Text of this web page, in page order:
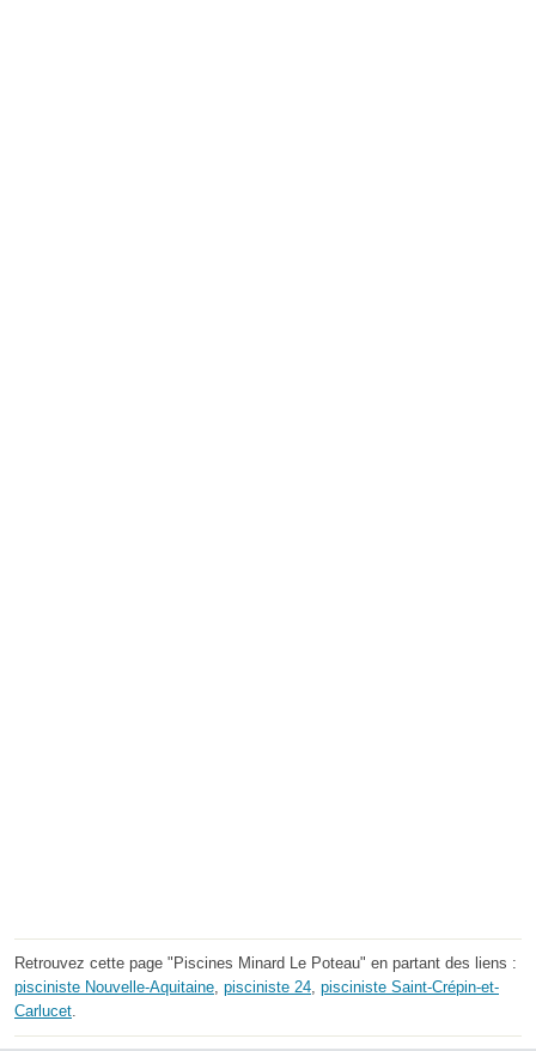
Retrouvez cette page "Piscines Minard Le Poteau" en partant des liens :
pisciniste Nouvelle-Aquitaine, pisciniste 24, pisciniste Saint-Crépin-et-
Carlucet.